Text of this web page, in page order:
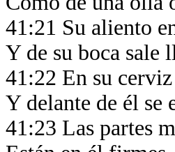
41:21 Su aliento
Y de su boca sale
41:22 En su
Y delante de él se
41:23 Las partes